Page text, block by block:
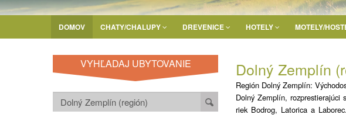
DOMOV CHATY/CHALUPY DREVENICE HOTELY MOTELY/
VYHĽADAJ UBYTOVANIE Dolný Zemplín
Región Dolný Zemplín:
Dolný Zemplín, rozprestierajúci
riek Bodrog, Latorica a